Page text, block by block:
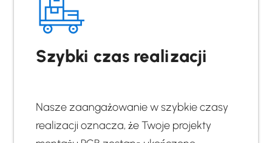
Szybki czas realizacji
Nasze zaangażowanie w szybkie czasy
realizacji oznacza, że Twoje projekty